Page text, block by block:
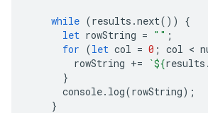
while (results .next())
{
let rowString = "" ;
for (let col = 0 ; col <
rowString += `${results .
}
console. log(rowString);
}